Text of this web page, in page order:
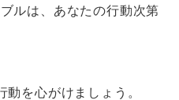
ルは、あなたの行動次第
を心がけましょう。